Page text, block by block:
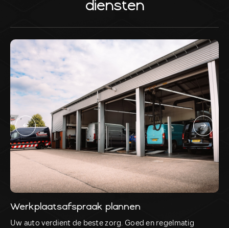
diensten
Werkplaatsafspraak plannen
Uw auto verdient de beste zorg. Goed en regelmatig